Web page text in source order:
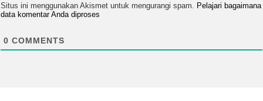
Situs ini menggunakan Akismet untuk mengurangi spam.
Pelajari bagaimana
data komentar Anda diproses
0 COMMENTS